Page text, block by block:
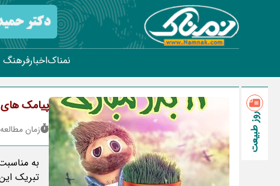
نمناکاخبارفرهنگ
روز طبیعت
پیامک های
زمان مطالعه : 2
به
تبریک